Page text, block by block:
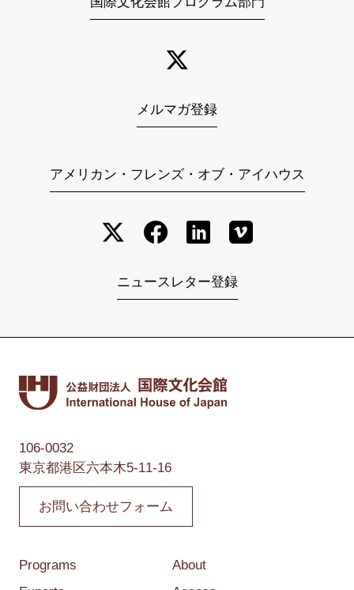
メルマガ登録
アメリカン・フレンズ・オブ・アイハウス
ニュースレター登録
106-0032
東京都港区六本木5-11-16
お問い合わせフォーム
Programs
About